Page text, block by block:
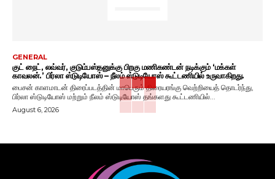
GENERAL
குட் நைட், லவ்வர், குடும்பஸ்தனுக்கு பிறகு மணிகண்டன் நடிக்கும் ‘மக்கள்
காவலன்.’ பிர்லா ஸ்டுடியோஸ் – நீலம் ஸ்டுடியோஸ் கூட்டணியில் உருவாகிறது.
பைசன் காளமாடன் திரைப்படத்தின் மாபெரும் திரையரங்கு வெற்றியைத் தொடர்ந்து,
பிர்லா ஸ்டுடியோஸ் மற்றும் நீலம் ஸ்டுடியோஸ் தங்களது கூட்டணியில்...
August 6, 2026